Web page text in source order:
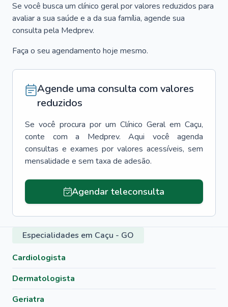
Se você busca um clínico geral por valores reduzidos para
avaliar a sua saúde e a da sua família, agende sua
consulta pela Medprev.
Faça o seu agendamento hoje mesmo.
Agende uma consulta com valores
reduzidos
Se você procura por um Clínico Geral em Caçu,
conte com a Medprev. Aqui você agenda
consultas e exames por valores acessíveis, sem
mensalidade e sem taxa de adesão.
Agendar teleconsulta
Especialidades em Caçu - GO
Cardiologista
Dermatologista
Geriatra